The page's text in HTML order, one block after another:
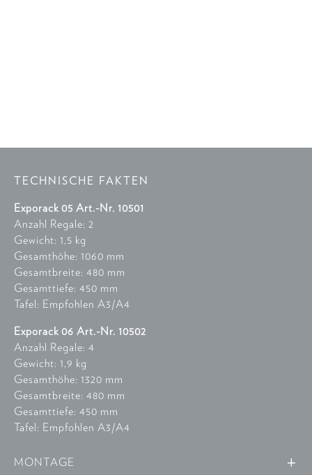
TECHNISCHE FAKTEN
Exporack 05 Art.-Nr. 10501
Anzahl Regale: 2
Gewicht: 1,5 kg
Gesamthöhe: 1060 mm
Gesamtbreite: 480 mm
Gesamttiefe: 450 mm
Tafel: Empfohlen A3/A4
Exporack 06 Art.-Nr. 10502
Anzahl Regale: 4
Gewicht: 1,9 kg
Gesamthöhe: 1320 mm
Gesamtbreite: 480 mm
Gesamttiefe: 450 mm
Tafel: Empfohlen A3/A4
MONTAGE